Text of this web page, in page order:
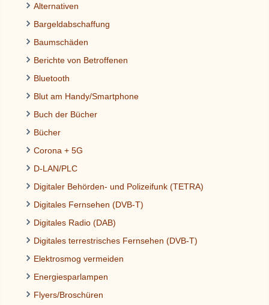
Alternativen
Bargeldabschaffung
Baumschäden
Berichte von Betroffenen
Bluetooth
Blut am Handy/Smartphone
Buch der Bücher
Bücher
Corona + 5G
D-LAN/PLC
Digitaler Behörden- und Polizeifunk (TETRA)
Digitales Fernsehen (DVB-T)
Digitales Radio (DAB)
Digitales terrestrisches Fernsehen (DVB-T)
Elektrosmog vermeiden
Energiesparlampen
Flyers/Broschüren